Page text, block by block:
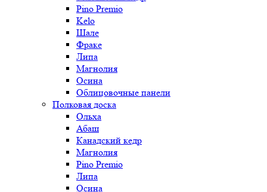
Pino Premio
Kelo
Шале
Фраке
Липа
Магнолия
Осина
Облицовочные панели
Полковая доска
Ольха
Абаш
Канадский кедр
Магнолия
Pino Premio
Липа
Осина